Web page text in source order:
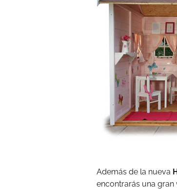
Además de la nueva
encontrarás una